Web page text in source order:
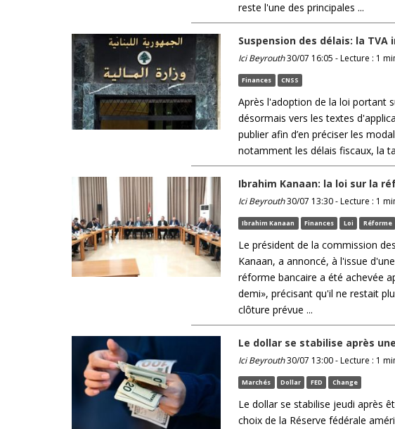
reste l'une des principales ...
Suspension des délais: la TVA
Ici Beyrouth30/07 16:05 - Lecture : 1
Finances CNSS
Après l'adoption de la loi portant
désormais vers les textes
publier afin d’en préciser les
notamment les délais fiscaux, la
Ibrahim Kanaan: la loi sur la
Ici Beyrouth30/07 13:30 - Lecture : 1
Ibrahim Kanaan Finances Loi Réforme
Le président de la commission
Kanaan, a annoncé, à l'issue
réforme bancaire a été achevée
demi», précisant qu'il ne restait
clôture prévue ...
Le dollar se stabilise après
Ici Beyrouth30/07 13:00 - Lecture : 1
Marchés Dollar FED Change
Le dollar se stabilise jeudi après
choix de la Réserve fédérale